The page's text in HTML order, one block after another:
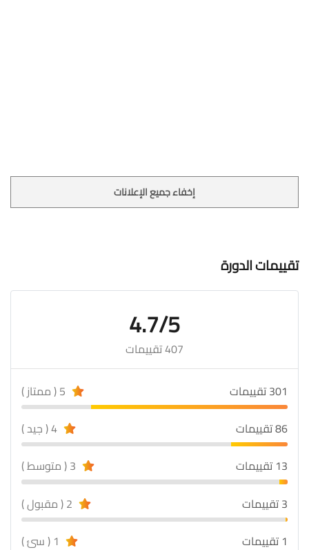
إخفاء جميع الإعلانات
تقييمات الدورة
4.7/5
407 تقييمات
301 تقييمات
86 تقييمات
13 تقييمات
3 تقييمات
1 تقييمات